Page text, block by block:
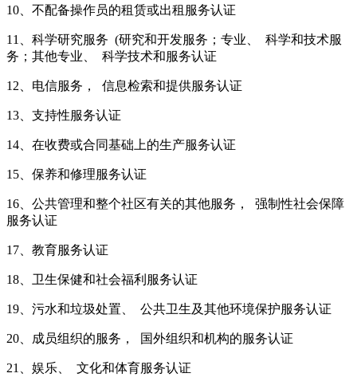
10、不配备操作员的租赁或出租服务认证
11、科学研究服务 (研究和开发服务；专业、 科学和技术服
务；其他专业、 科学技术和服务认证
12、电信服务， 信息检索和提供服务认证
13、支持性服务认证
14、在收费或合同基础上的生产服务认证
15、保养和修理服务认证
16、公共管理和整个社区有关的其他服务， 强制性社会保障
服务认证
17、教育服务认证
18、卫生保健和社会福利服务认证
19、污水和垃圾处置、 公共卫生及其他环境保护服务认证
20、成员组织的服务， 国外组织和机构的服务认证
21、娱乐、 文化和体育服务认证